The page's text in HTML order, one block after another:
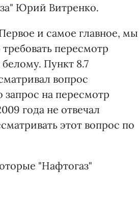
Юрий Витренко.
и самое главное, мы
пересмотр
Пункт 8.7
вопрос
на пересмотр
года не отвечал
этот вопрос по
"Нафтогаз"